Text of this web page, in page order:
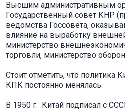
Высшим административным
Государственный совет КНР
ведомства Госсовета,
влияние на выработку
министерство
торговли, министерство
Стоит отметить, что политика
КПК постоянно менялась.
В 1950 г. Китай подписал с